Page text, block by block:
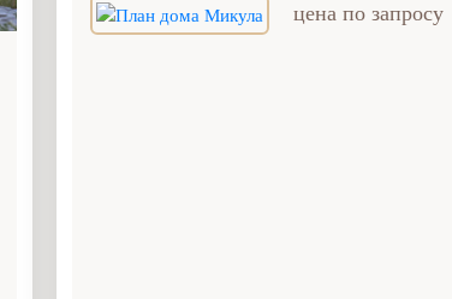
цена по запросу